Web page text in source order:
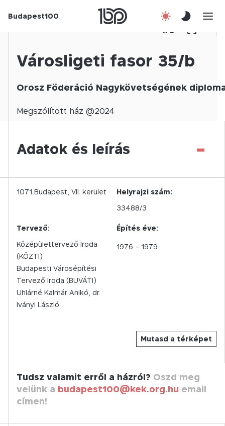
Budapest100
Csatlakozz!
Kapcsolat
1/ 0
Városligeti fasor 35/b
Orosz Föderáció Nagykövetségének
Megszólított ház @2024
Adatok és leírás -
Mutasd a térképet
1071 Budapest, VII. kerület
Helyrajzi szám:
33488/3
Tervező:
Középülettervező Iroda
(KÖZTI)
Budapesti Városépítési
Tervező Iroda (BUVÁTI)
Uhlárné Kalmár Anikó, dr.
Iványi László
Építés éve:
1976 - 1979
Tudsz valamit erről a házról? Oszd meg
velünk a budapest100@kek.org.hu email
címen!